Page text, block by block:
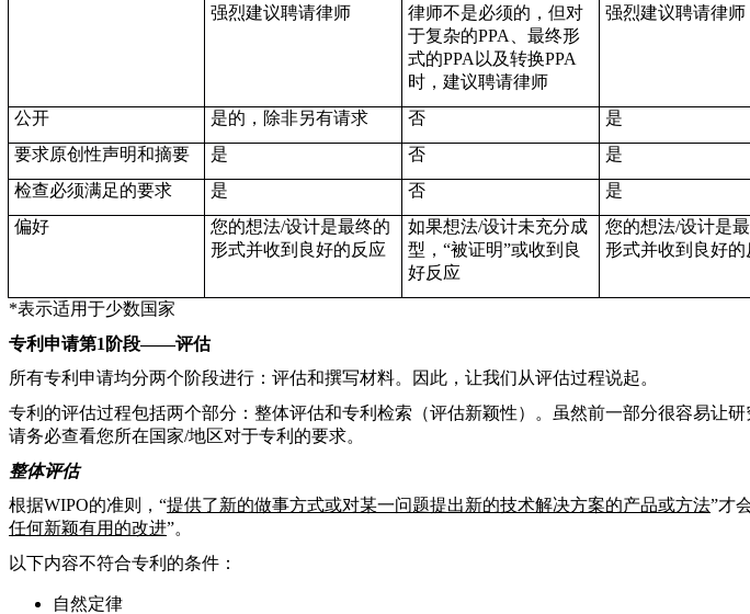
强烈建议聘请律师
律师不是必须的，但对
于复杂的PPA、最终形
式的PPA以及转换PPA
时，建议聘请律师
强烈建议聘请律师
公开 是的，除非另有请求 否
是
要求原创性声明和摘要
是 否
是
检查必须满足的要求
是 否
是
偏好
您的想法/设计是最终的
形式并收到良好的反应
如果想法/设计未充分成
型，“被证明”或收到良
好反应
您的想法/设计是
形式并收到良好的
*表示适用于少数国家
专利申请第1 阶段——评估
所有专利申请均分两个阶段进行：评估和撰写材料。
因此，让我们从评估过程说起。
专利的评估过程包括两个部分：整体评估和专利检索（评估新颖性）。虽然前一部分很容易让
请务必查看您所在国家/地区对于专利的要求。
整体评估
根据WIPO的准则，“提供了新的做事方式或对某一问题提出新的技术解决方案的产品或方法”才
任何新颖有用的改进”。
以下内容不符合专利的条件：
自然定律